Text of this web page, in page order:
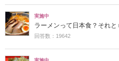
実施中
ラーメンって日本食？それと
回答数：19642